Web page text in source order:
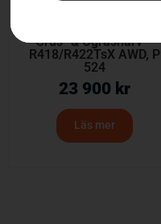
Grus- & Ogräsharv –
R418/R422TsX AWD, P
524
23 900 kr
Läs mer